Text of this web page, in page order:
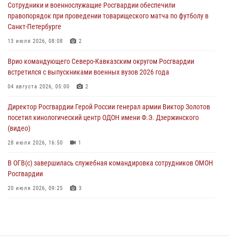
В Бурятии и Приамурье росгвардейцы задержали подозреваемых в
незаконном обороте наркотиков
06 августа 2026, 06:15
добычу биоресурсов
06 августа 2026, 05:12
06 августа 2026, 05:00
Сотрудники и военнослужащие Росгвардии обеспечили
правопорядок при проведении товарищеского матча по футболу в
Санкт-Петербурге
13 июля 2026, 08:08 2
Врио командующего Северо-Кавказским округом Росгвардии
встретился с выпускниками военных вузов 2026 года
04 августа 2026, 05:00 2
Директор Росгвардии Герой России генерал армии Виктор Золотов
посетил кинологический центр ОДОН имени Ф.Э. Дзержинского
(видео)
28 июля 2026, 16:50 1
В ОГВ(с) завершилась служебная командировка сотрудников ОМОН
Росгвардии
20 июля 2026, 09:25 3